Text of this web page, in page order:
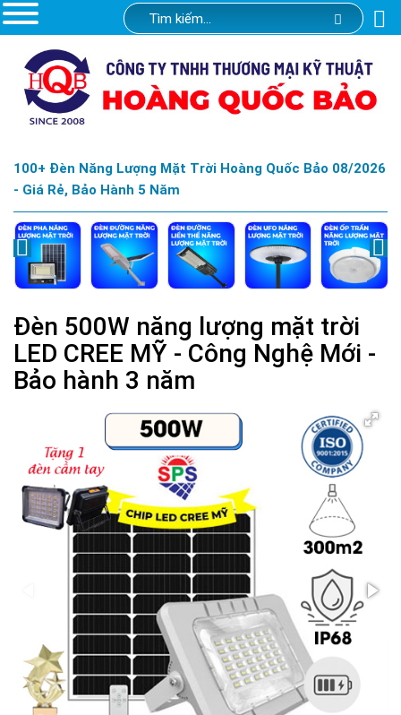
100+ Đèn Năng Lượng Mặt Trời Hoàng Quốc Bảo 08/2026
- Giá Rẻ, Bảo Hành 5 Năm
Đèn 500W năng lượng mặt trời
LED CREE MỸ - Công Nghệ Mới -
Bảo hành 3 năm